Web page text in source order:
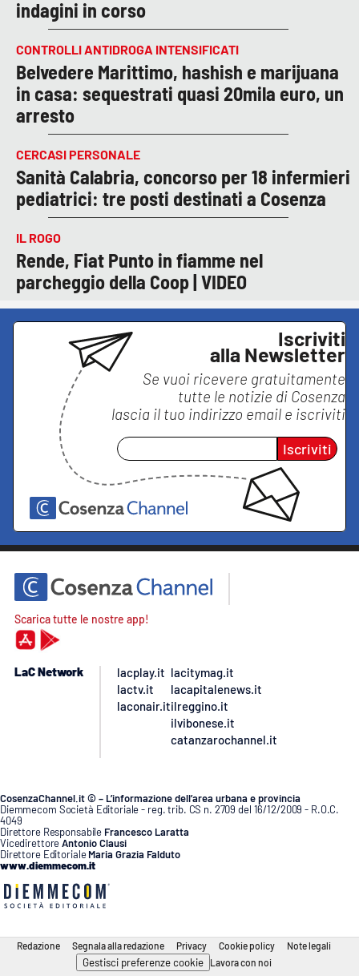
indagini in corso
CONTROLLI ANTIDROGA INTENSIFICATI
Belvedere Marittimo, hashish e marijuana
in casa: sequestrati quasi 20mila euro, un
arresto
CERCASI PERSONALE
Sanità Calabria, concorso per 18 infermieri
pediatrici: tre posti destinati a Cosenza
IL ROGO
Rende, Fiat Punto in fiamme nel
parcheggio della Coop | VIDEO
Iscriviti
alla Newsletter
Se vuoi ricevere gratuitamente
tutte le notizie di Cosenza
lascia il tuo indirizzo email e iscriviti
Iscriviti
Scarica tutte le nostre app!
LaC Network
lacplay.it
lactv.it
laconair.it
lacitymag.it
lacapitalenews.it
ilreggino.it
ilvibonese.it
catanzarochannel.it
CosenzaChannel.it © – L’informazione dell’area urbana e provincia
Diemmecom Società Editoriale - reg. trib. CS n. 2709 del 16/12/2009 - R.O.C.
4049
Direttore Responsabile Francesco Laratta
VicedirettoreAntonio Clausi
Direttore Editoriale Maria Grazia Falduto
www.diemmecom.it
Redazione Segnala alla redazione Privacy Cookie policy Note legali
Gestisci preferenze cookie Lavora con noi